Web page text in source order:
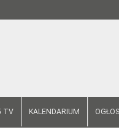
TV KALENDARIUM